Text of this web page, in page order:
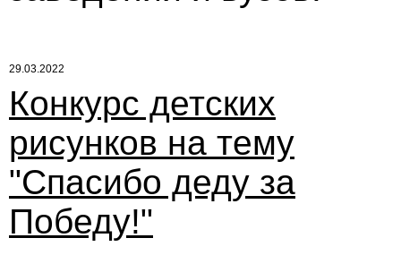
29.03.2022
Конкурс детских
рисунков на тему
"Спасибо деду за
Победу!"